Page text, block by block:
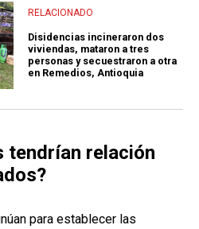
RELACIONADO
Disidencias incineraron dos
viviendas, mataron a tres
personas y secuestraron a otra
en Remedios, Antioquia
tendrían relación
para establecer las